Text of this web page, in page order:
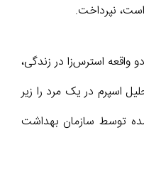
نپرداخت.
واقعه استرس‌زا در زندگی،
اسپرم در یک مرد را زیر
توسط سازمان بهداشت